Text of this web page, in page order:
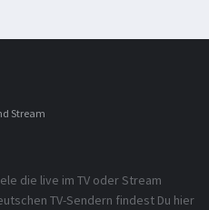
Stream
die live im TV oder Stream
TV-Sendern findest Du hier